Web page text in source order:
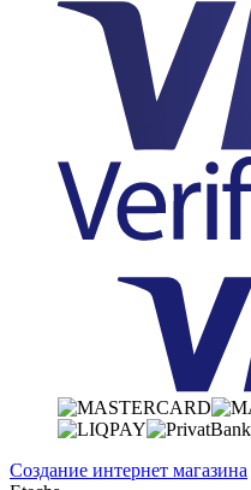
Создание интернет магазина